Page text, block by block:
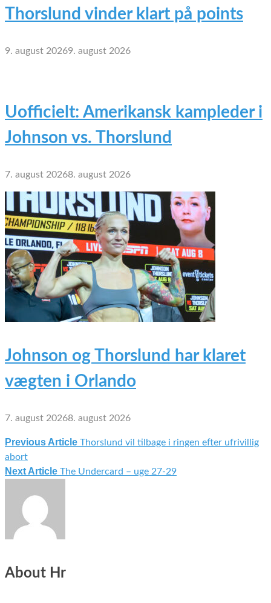
Thorslund vinder klart på points
9. august 20269. august 2026
Uofficielt: Amerikansk kampleder i
Johnson vs. Thorslund
7. august 20268. august 2026
Johnson og Thorslund har klaret
vægten i Orlando
7. august 20268. august 2026
Indlægsnavigation
Previous Article Thorslund vil tilbage i ringen efter ufrivillig
abort
Next Article The Undercard – uge 27-29
About Hr